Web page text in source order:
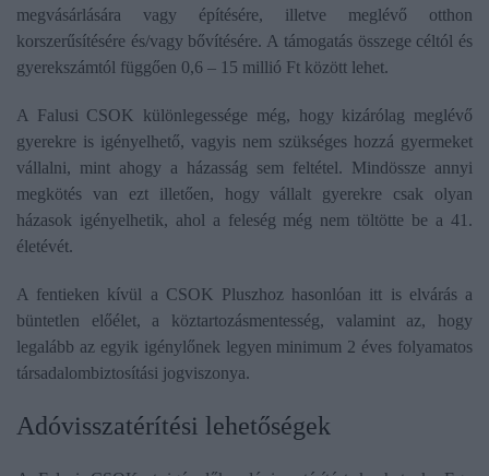
megvásárlására vagy építésére, illetve meglévő otthon
korszerűsítésére és/vagy bővítésére. A támogatás összege céltól és
gyerekszámtól függően 0,6 – 15 millió Ft között lehet.
A Falusi CSOK különlegessége még, hogy kizárólag meglévő
gyerekre is igényelhető, vagyis nem szükséges hozzá gyermeket
vállalni, mint ahogy a házasság sem feltétel. Mindössze annyi
megkötés van ezt illetően, hogy vállalt gyerekre csak olyan
házasok igényelhetik, ahol a feleség még nem töltötte be a 41.
életévét.
A fentieken kívül a CSOK Pluszhoz hasonlóan itt is elvárás a
büntetlen előélet, a köztartozásmentesség, valamint az, hogy
legalább az egyik igénylőnek legyen minimum 2 éves folyamatos
társadalombiztosítási jogviszonya.
​Adóvisszatérítési lehetőségek